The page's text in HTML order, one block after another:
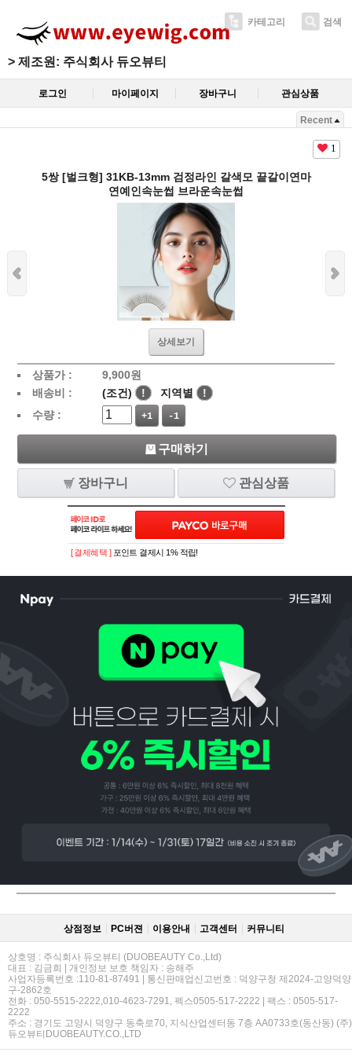
> 제조원: 주식회사 듀오뷰티
카테고리 검색
로그인 마이페이지 장바구니 관심상품
Recent
1
5쌍 [벌크형] 31KB-13mm 검정라인 갈색모 끝갈이연마
연예인속눈썹 브라운속눈썹
상세보기
상품가 : 9,900원
배송비 :
(조건) ! 지역별
!
수량 :
+1 -1
구매하기
장바구니 관심상품
PAYCO 바로
[ 결제혜택 ] 포인트 결제시 1% 적립!
상점정보 PC버젼 이용안내 고객센터 커뮤니티
상호명 : 주식회사 듀오뷰티 (DUOBEAUTY Co.,Ltd)
대표 : 김금희 | 개인정보 보호 책임자 : 송해주
사업자등록번호 :110-81-87491 | 통신판매업신고번호 : 덕양구청 제2024-고양덕양
구-2862호
전화 : 050-5515-2222,010-4623-7291, 펙스0505-517-2222 | 팩스 : 0505-517-
2222
주소 : 경기도 고양시 덕양구 동축로70, 지식산업센터동 7층 AA0733호(동산동) (주)
듀오뷰티DUOBEAUTY.CO.,LTD